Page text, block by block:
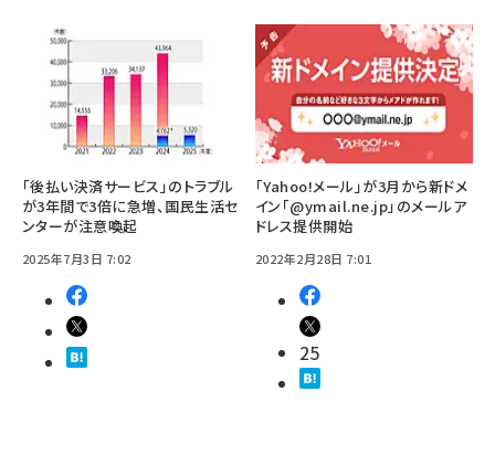
「後払い決済サービス」のトラブル
が3年間で3倍に急増、国民生活セ
ンターが注意喚起
2025年7月3日 7:02
「Yahoo!メール」が3月から新ドメ
イン「@ymail.ne.jp」のメールア
ドレス提供開始
2022年2月28日 7:01
25